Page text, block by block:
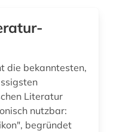
die bekanntesten,
Literatur
nutzbar:
begründet